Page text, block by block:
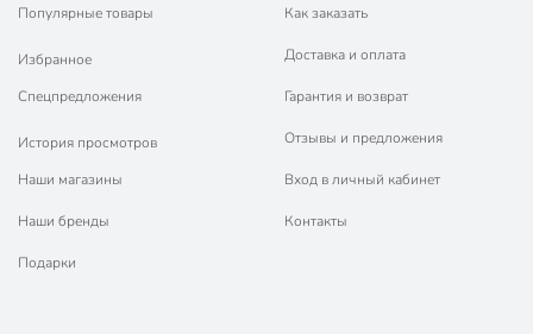
Популярные товары
Избранное
Спецпредложения
История просмотров
Наши магазины
Наши бренды
Подарки
Как заказать
Доставка и оплата
Гарантия и возврат
Отзывы и предложения
Вход в личный кабинет
Контакты